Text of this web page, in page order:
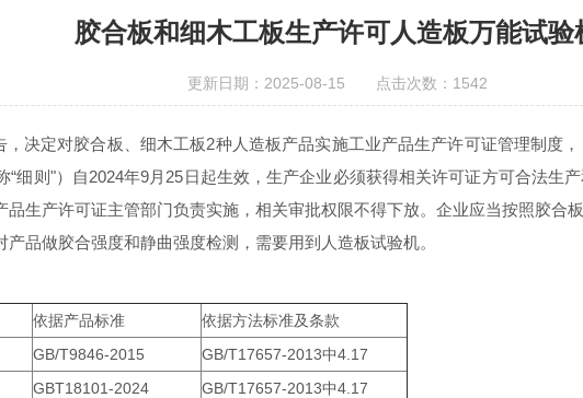
胶合板和细木工板生产许可人造板万能试验
更新日期：2025-08-15 点击次数：1542
决定对胶合板、细木工板2种人造板产品实施工业产品生产许可证管理制度
细则"）自2024年9月25日起生效，生产企业必须获得相关许可证方可合法生
生产许可证主管部门负责实施，相关审批权限不得下放。企业应当按照胶合
产品做胶合强度和静曲强度检测，需要用到人造板试验机。
依据产品标准
依据方法标准及条款
GB/T9846-2015 GB/T17657-2013中4.17
GBT18101-2024
GB/T17657-2013中4.17